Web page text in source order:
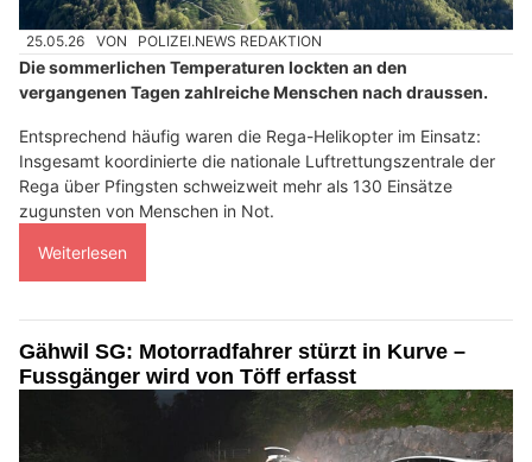
25.05.26 VON POLIZEI.NEWS REDAKTION
Die sommerlichen Temperaturen lockten an den
vergangenen Tagen zahlreiche Menschen nach draussen.
Entsprechend häufig waren die Rega-Helikopter im Einsatz:
Insgesamt koordinierte die nationale Luftrettungszentrale der
Rega über Pfingsten schweizweit mehr als 130 Einsätze
zugunsten von Menschen in Not.
Weiterlesen
Gähwil SG: Motorradfahrer stürzt in Kurve –
Fussgänger wird von Töff erfasst